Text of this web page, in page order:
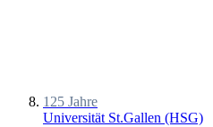
125 Jahre
Universität St.Gallen (HSG)